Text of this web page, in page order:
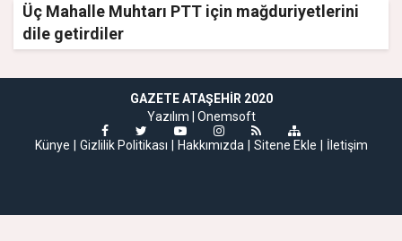
Üç Mahalle Muhtarı PTT için mağduriyetlerini
dile getirdiler
GAZETE ATAŞEHIR 2020
Yazılım | Onemsoft
Künye
Gizlilik Politikası Hakkımızda Sitene Ekle İletişim